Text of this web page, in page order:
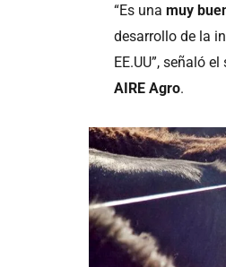
“Es unamuy
desarrollo de la
EE.UU”, señaló
AIRE Agro.